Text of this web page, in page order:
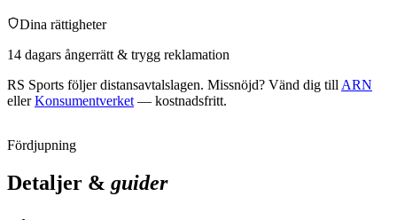
Dina rättigheter
14 dagars ångerrätt & trygg reklamation
RS Sports följer distansavtalslagen. Missnöjd? Vänd dig till ARN
eller Konsumentverket — kostnadsfritt.
Fördjupning
Detaljer & guider